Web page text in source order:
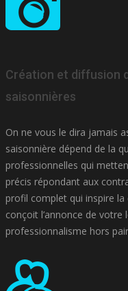
Création et diffusion
saisonnières
On ne vous le dira jamais
saisonnière dépend de la
professionnelles qui
précis répondant aux
profil complet qui inspire
conçoit l’annonce de
professionnalisme hors